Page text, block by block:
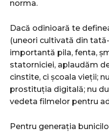
norma.
Dacă odinioară te
(uneori cultivată din
importantă pila, fenta,
statorniciei, aplaudăm
cinstite, ci școala vieții;
prostituția digitală; nu
vedeta filmelor pentru
Pentru generația